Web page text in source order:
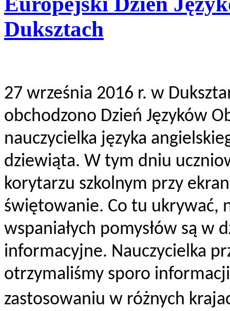
Duksztach
27 września 2016 r. w
obchodzono Dzień Języków
nauczycielka języka
dziewiąta. W tym dniu
korytarzu szkolnym przy
świętowanie. Co tu ukrywać,
wspaniałych pomysłów są w
informacyjne. Nauczycielka
otrzymaliśmy sporo
zastosowaniu w różnych